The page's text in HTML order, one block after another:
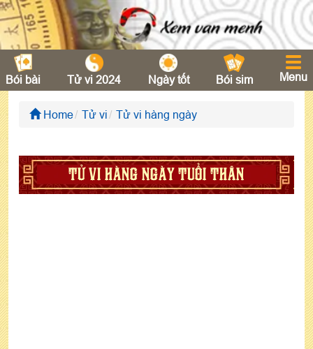
Bói bài Tử vi 2024 Ngày tốt Bói sim Menu
Home Tử vi Tử vi hàng ngày
TỬ VI HÀNG NGÀY TUỔI THÂN